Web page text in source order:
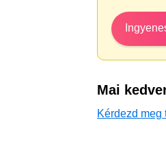
Mai
Kérdezd meg